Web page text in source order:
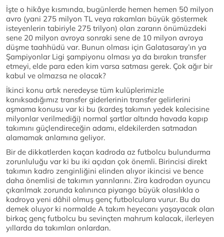
İşte o hikâye kısmında, bugünlerde hemen hemen 50 milyon
avro (yani 275 milyon TL veya rakamları büyük göstermek
isteyenlerin tabiriyle 275 trilyon) olan zararın önümüzdeki
sene 20 milyon avroya sonraki sene de 10 milyon avroya
düşme taahhüdü var. Bunun olması için Galatasaray’ın ya
Şampiyonlar Ligi şampiyonu olması ya da bırakın transfer
etmeyi, elde para eden kim varsa satması gerek. Çok ağır bir
kabul ve olmazsa ne olacak?
İkinci konu artık neredeyse tüm kulüplerimizle
kanıksadığımız transfer giderlerinin transfer gelirlerini
aşmama konusu var ki bu (kardeş takımın yedek kalecisine
milyonlar verilmediği) normal şartlar altında havada kapıp
takımını güçlendireceğin adamı, eldekilerden satmadan
alamamak anlamına geliyor.
Bir de dikkatlerden kaçan kadroda az futbolcu bulundurma
zorunluluğu var ki bu iki açıdan çok önemli. Birincisi direkt
takımın kadro zenginliğini elinden alıyor ikincisi ve bence
daha önemlisi de takımın yarınlarını. Zira kadrodan oyuncu
çıkarılmak zorunda kalınınca piyango büyük olasılıkla o
kadroya yeni dâhil olmuş genç futbolculara vurur. Bu da
demek oluyor ki normalde A takım heyecanı yaşayacak olan
birkaç genç futbolcu bu sevinçten mahrum kalacak, ilerleyen
yıllarda da takımları onlardan.